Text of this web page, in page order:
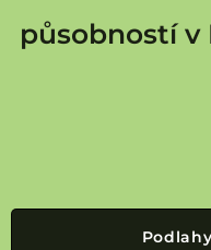
působností v